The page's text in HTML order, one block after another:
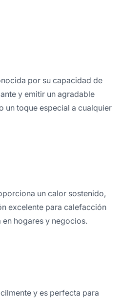
por su capacidad de
y emitir un agradable
un toque especial a cualquier
un calor sostenido,
excelente para calefacción
hogares y negocios.
y es perfecta para